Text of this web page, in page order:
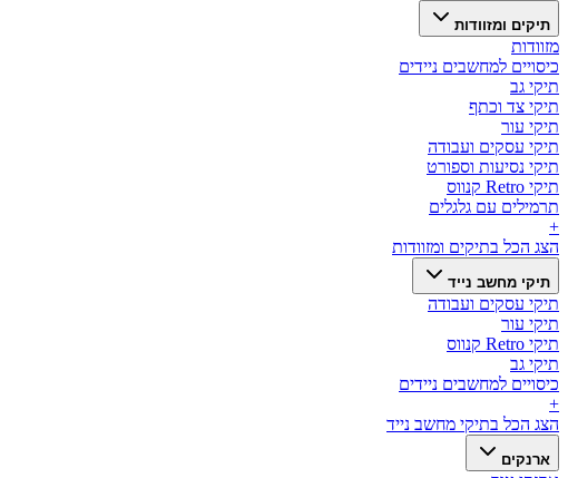
תיקים ומזוודות
מזוודות
כיסויים למחשבים ניידים
תיקי גב
תיקי צד וכתף
תיקי עור
תיקי עסקים ועבודה
תיקי נסיעות וספורט
תיקי Retro קנווס
תרמילים עם גלגלים
+
הצג הכל בתיקים ומזוודות
תיקי מחשב נייד
תיקי עסקים ועבודה
תיקי עור
תיקי Retro קנווס
תיקי גב
כיסויים למחשבים ניידים
+
הצג הכל בתיקי מחשב נייד
ארנקים